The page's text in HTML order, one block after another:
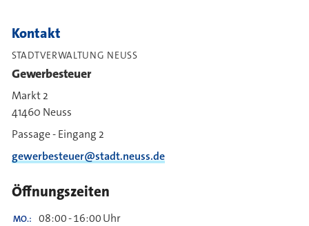
Kontakt
STADTVERWALTUNG NEUSS
Gewerbesteuer
Markt 2
41460 Neuss
Passage - Eingang 2
gewerbesteuer@stadt.neuss.de
Öffnungszeiten
MO. 08:00-16:00Uhr